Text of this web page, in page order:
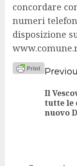
concordare
numeri
disposizione
Continue
Reading
Il
tutte le
nuovo